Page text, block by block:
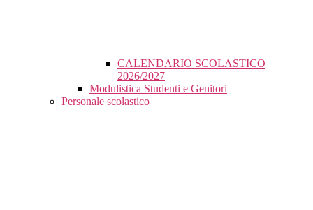
CALENDARIO SCOLASTICO
2026/2027
Modulistica Studenti e Genitori
Personale scolastico